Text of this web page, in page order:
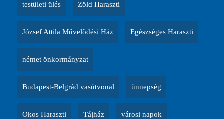
testületi ülés Zöld Haraszti
József Attila Művelődési Ház Egészséges Haraszti
német önkormányzat
Budapest-Belgrád vasútvonal ünnepség
Okos Haraszti Tájház városi napok